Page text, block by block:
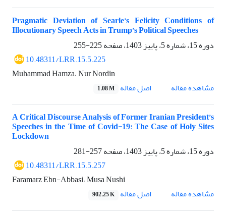
Pragmatic Deviation of Searle’s Felicity Conditions of
Illocutionary Speech Acts in Trump’s Political Speeches
دوره 15، شماره 5، پاییز 1403، صفحه
225-255
10.48311/LRR.15.5.225
Muhammad Hamza، Nur Nordin
مشاهده مقاله
اصل مقاله 1.08 M
A Critical Discourse Analysis of Former Iranian President’s
Speeches in the Time of Covid-19: The Case of Holy Sites
Lockdown
دوره 15، شماره 5، پاییز 1403، صفحه
257-281
10.48311/LRR.15.5.257
Faramarz Ebn-Abbasi، Musa Nushi
مشاهده مقاله
اصل مقاله 902.25 K